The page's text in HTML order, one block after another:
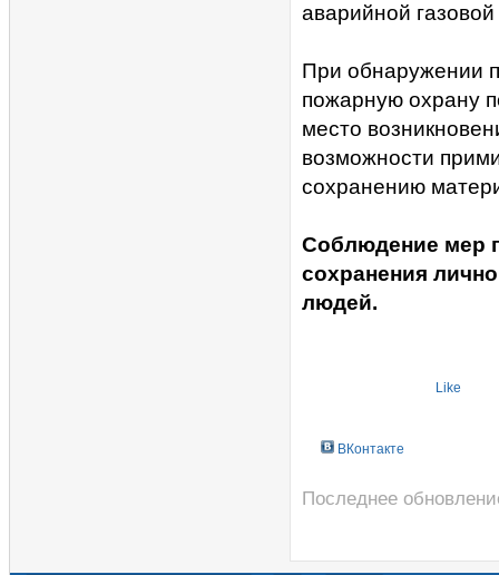
аварийной
При обнаружении
пожарную охрану
место
возможности
сохранению
Соблюдение мер
сохранения
людей.
Like
ВКонтакте
Последнее